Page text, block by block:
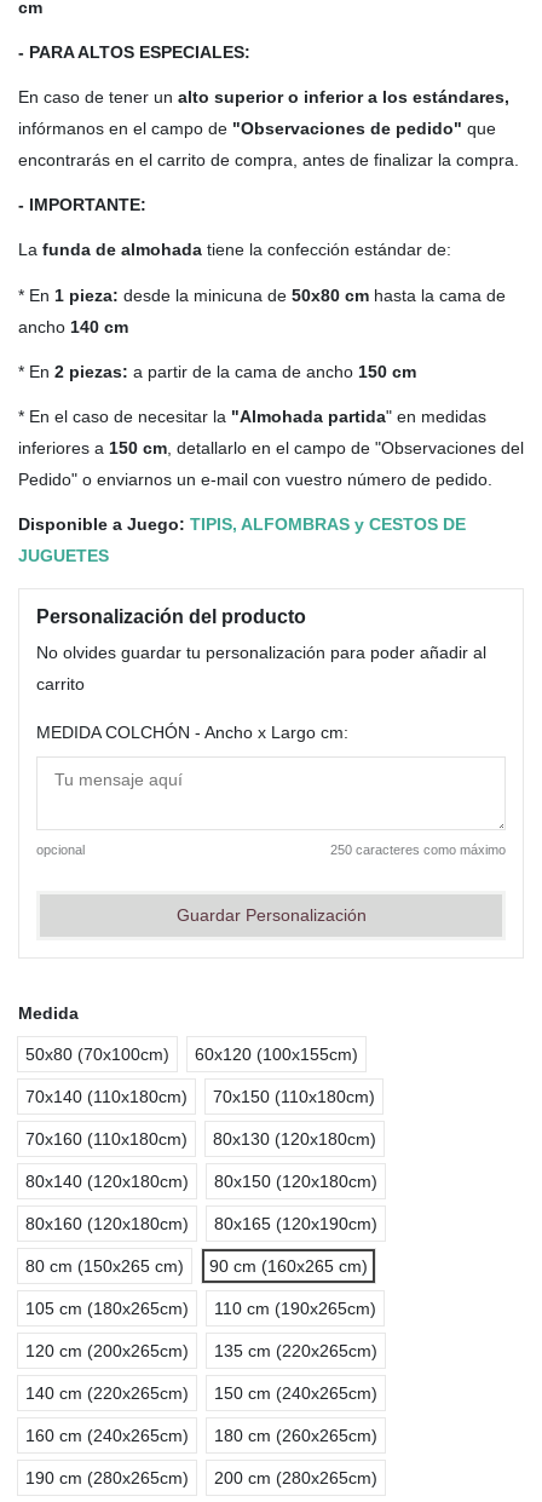
cm
- PARA ALTOS ESPECIALES:
En caso de tener un alto superior o inferior a los estándares,
infórmanos en el campo de "Observaciones de pedido" que
encontrarás en el carrito de compra, antes de finalizar la compra.
- IMPORTANTE:
La funda de almohada tiene la confección estándar de:
* En 1 pieza: desde la minicuna de 50x80 cm hasta la cama de
ancho 140 cm
* En 2 piezas: a partir de la cama de ancho 150 cm
* En el caso de necesitar la "Almohada partida" en medidas
inferiores a 150 cm , detallarlo en el campo de "Observaciones del
Pedido" o enviarnos un e-mail con vuestro número de pedido.
Disponible a Juego: TIPIS, ALFOMBRAS y CESTOS DE
JUGUETES
Personalización del producto
No olvides guardar tu personalización para poder añadir al
carrito
MEDIDA COLCHÓN - Ancho x Largo cm:
opcional 250 caracteres como máximo
Guardar Personalización
Medida
50x80 (70x100cm) 60x120 (100x155cm)
70x140 (110x180cm) 70x150 (110x180cm)
70x160 (110x180cm) 80x130 (120x180cm)
80x140 (120x180cm) 80x150 (120x180cm)
80x160 (120x180cm) 80x165 (120x190cm)
80 cm (150x265 cm) 90 cm (160x265 cm)
105 cm (180x265cm) 110 cm (190x265cm)
120 cm (200x265cm) 135 cm (220x265cm)
140 cm (220x265cm) 150 cm (240x265cm)
160 cm (240x265cm) 180 cm (260x265cm)
190 cm (280x265cm) 200 cm (280x265cm)